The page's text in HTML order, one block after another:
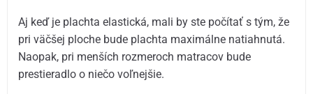
Aj keď je plachta elastická, mali by ste počítať s tým, že
pri väčšej ploche bude plachta maximálne natiahnutá.
Naopak, pri menších rozmeroch matracov bude
prestieradlo o niečo voľnejšie.